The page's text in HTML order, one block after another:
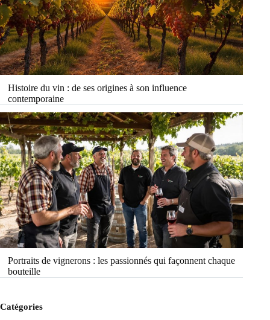
Histoire du vin : de ses origines à son influence
contemporaine
Portraits de vignerons : les passionnés qui façonnent chaque
bouteille
Catégories